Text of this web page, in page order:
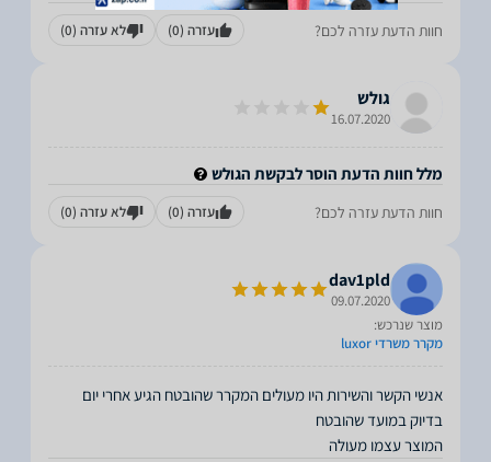
חוות הדעת עזרה לכם? עזרה (0) לא עזרה (0)
גולש
16.07.2020
מלל חוות הדעת הוסר לבקשת הגולש
חוות הדעת עזרה לכם? עזרה (0) לא עזרה (0)
dav1pld
09.07.2020
מוצר שנרכש:
מקרר משרדי luxor
אנשי הקשר והשירות היו מעולים המקרר שהובטח הגיע אחרי יום
המוצר עצמו מעולה